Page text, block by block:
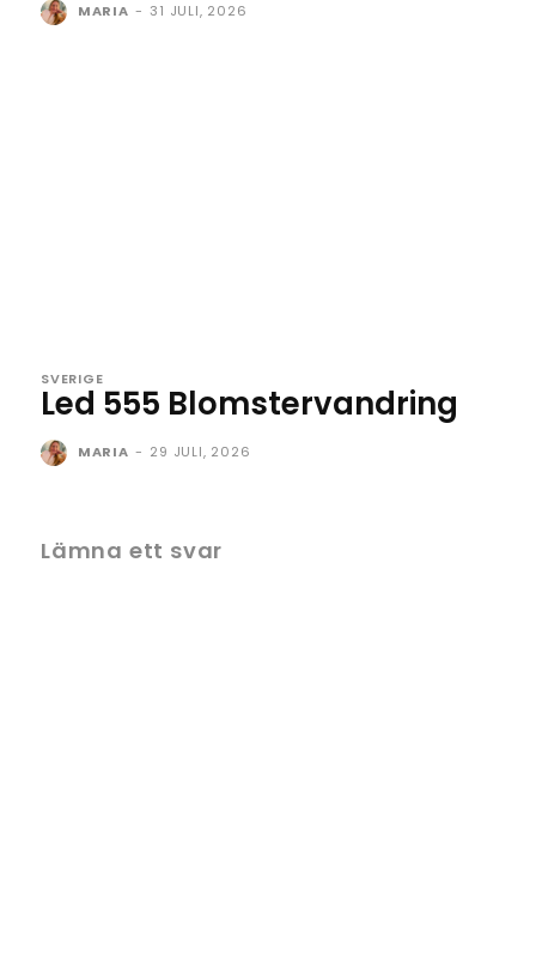
MARIA - 31 JULI, 2026
SVERIGE
Led 555 Blomstervandring
MARIA - 29 JULI, 2026
Lämna ett svar